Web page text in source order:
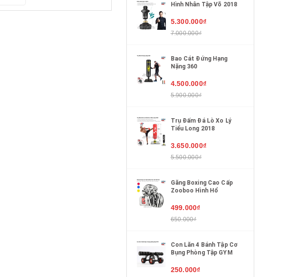
Hình Nhân Tập Võ 2018
5.300.000₫
7.000.000₫
Bao Cát Đứng Hạng
Nặng 360
4.500.000₫
5.900.000₫
Trụ Đấm Đá Lò Xo Lý
Tiểu Long 2018
3.650.000₫
5.500.000₫
Găng Boxing Cao Cấp
Zooboo Hình Hổ
499.000₫
650.000₫
Con Lăn 4 Bánh Tập Cơ
Bụng Phòng Tập GYM
250.000₫